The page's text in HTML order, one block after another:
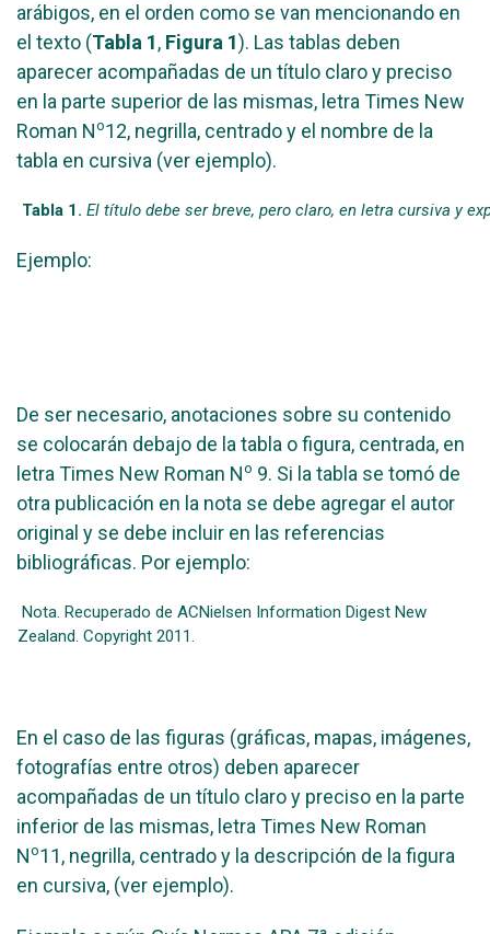
arábigos, en el orden como se van mencionando en
el texto (Tabla 1, Figura 1). Las tablas deben
aparecer acompañadas de un título claro y preciso
en la parte superior de las mismas, letra Times New
Roman No12, negrilla, centrado y el nombre de la
tabla en cursiva (ver ejemplo).
Tabla 1. El título debe ser breve, pero claro, en letra cursiva y
Ejemplo:
De ser necesario, anotaciones sobre su contenido
se colocarán debajo de la tabla o figura, centrada, en
letra Times New Roman No 9. Si la tabla se tomó de
otra publicación en la nota se debe agregar el autor
original y se debe incluir en las referencias
bibliográficas. Por ejemplo:
Nota. Recuperado de ACNielsen Information Digest New
Zealand. Copyright 2011.
En el caso de las figuras (gráficas, mapas, imágenes,
fotografías entre otros) deben aparecer
acompañadas de un título claro y preciso en la parte
inferior de las mismas, letra Times New Roman
No11, negrilla, centrado y la descripción de la figura
en cursiva, (ver ejemplo).